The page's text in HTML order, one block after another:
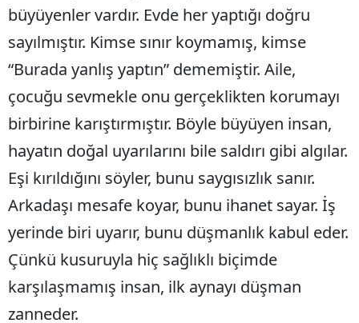
Siirt
Sinop
Sivas
Tekirdağ
Tokat
Trabzon
Şanlıurfa
Uşak
büyüyenler vardır. Evde her yaptığı doğru
sayılmıştır. Kimse sınır koymamış, kimse
“Burada yanlış yaptın” dememiştir. Aile,
çocuğu sevmekle onu gerçeklikten korumayı
birbirine karıştırmıştır. Böyle büyüyen insan,
hayatın doğal uyarılarını bile saldırı gibi algılar.
Eşi kırıldığını söyler, bunu saygısızlık sanır.
Arkadaşı mesafe koyar, bunu ihanet sayar. İş
yerinde biri uyarır, bunu düşmanlık kabul eder.
Çünkü kusuruyla hiç sağlıklı biçimde
karşılaşmamış insan, ilk aynayı düşman
zanneder.